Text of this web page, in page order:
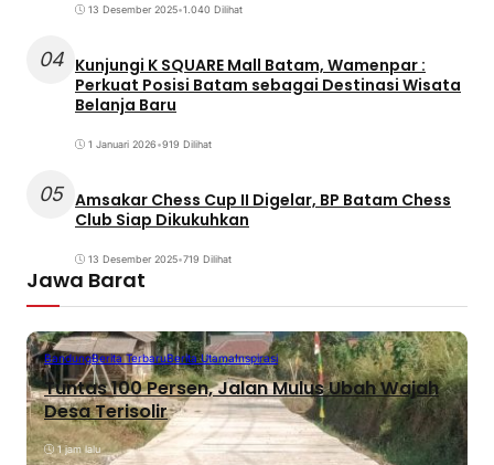
13 Desember 2025•1.040 Dilihat
04 Kunjungi K SQUARE Mall Batam, Wamenpar :
Perkuat Posisi Batam sebagai Destinasi Wisata
Belanja Baru
1 Januari 2026•919 Dilihat
05 Amsakar Chess Cup II Digelar, BP Batam Chess
Club Siap Dikukuhkan
13 Desember 2025•719 Dilihat
Jawa Barat
BandungBerita TerbaruBerita UtamaInspirasi
Tuntas 100 Persen, Jalan Mulus Ubah Wajah
Desa Terisolir
1 jam lalu